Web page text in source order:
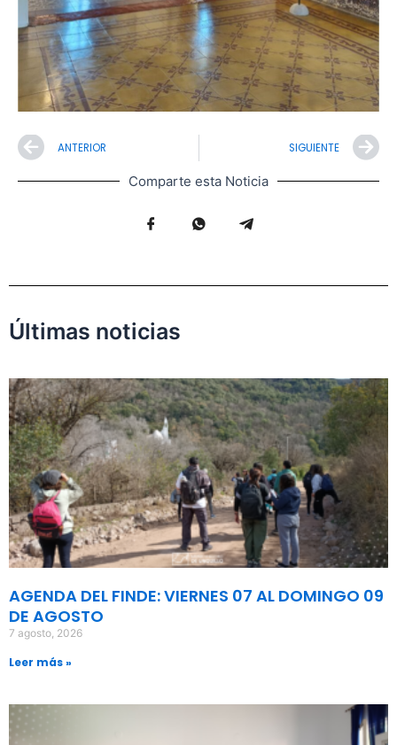
Prev
ANTERIOR SIGUIENTE
Comparte esta Noticia
Últimas noticias
AGENDA DEL FINDE: VIERNES 07 AL DOMINGO 09
DE AGOSTO
7 agosto, 2026
Leer más »